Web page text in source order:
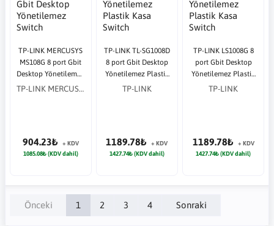
TP-LINK MERCUSYS
MS108G 8 port Gbit
Desktop Yönetilemez
Switch
TP-LINK MERCUSYS
904.23₺
+ KDV
1085.08₺ (KDV dahil)
TP-LINK TL-SG1008D
8 port Gbit Desktop
Yönetilemez Plastik
Kasa Switch
TP-LINK
1189.78₺
+ KDV
1427.74₺ (KDV dahil)
TP-LINK LS1008G 8
port Gbit Desktop
Yönetilemez Plastik
Kasa Switch
TP-LINK
1189.78₺
+ KDV
1427.74₺ (KDV dahil)
Önceki 1 2 3 4 Sonraki